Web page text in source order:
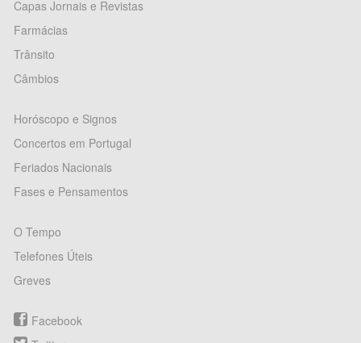
Capas Jornais e Revistas
Farmácias
Trânsito
Câmbios
Horóscopo e Signos
Concertos em Portugal
Feriados Nacionais
Fases e Pensamentos
O Tempo
Telefones Úteis
Greves
Facebook